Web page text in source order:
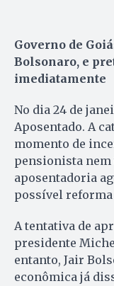
Governo de
Bolsonaro, e
imediatamente
No dia 24 de
Aposentado. A
momento de
pensionista nem
aposentadoria
possível
A tentativa de
presidente
entanto, Jair
econômica já